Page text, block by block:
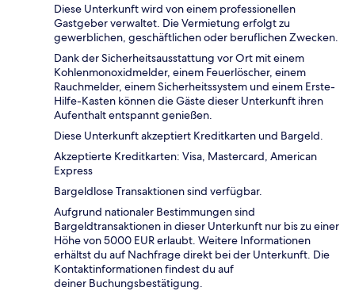
Diese Unterkunft wird von einem professionellen
Gastgeber verwaltet. Die Vermietung erfolgt zu
gewerblichen, geschäftlichen oder beruflichen Zwecken.
Dank der Sicherheitsausstattung vor Ort mit einem
Kohlenmonoxidmelder, einem Feuerlöscher, einem
Rauchmelder, einem Sicherheitssystem und einem Erste-
Hilfe-Kasten können die Gäste dieser Unterkunft ihren
Aufenthalt entspannt genießen.
Diese Unterkunft akzeptiert Kreditkarten und Bargeld.
Akzeptierte Kreditkarten: Visa, Mastercard, American
Express
Bargeldlose Transaktionen sind verfügbar.
Aufgrund nationaler Bestimmungen sind
Bargeldtransaktionen in dieser Unterkunft nur bis zu einer
Höhe von 5000 EUR erlaubt. Weitere Informationen
erhältst du auf Nachfrage direkt bei der Unterkunft. Die
Kontaktinformationen findest du auf
deiner Buchungsbestätigung.